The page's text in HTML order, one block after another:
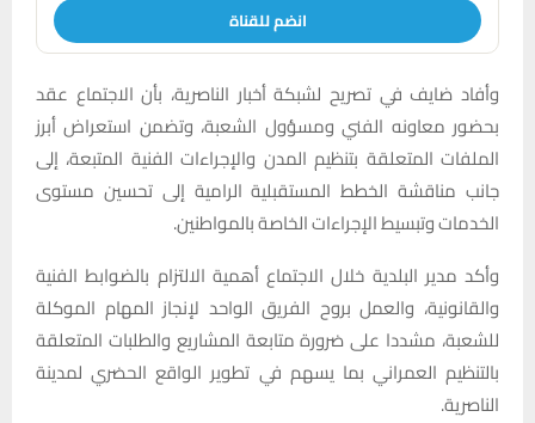
انضم للقناة
وأفاد ضايف في تصريح لشبكة أخبار الناصرية، بأن الاجتماع عقد
بحضور معاونه الفني ومسؤول الشعبة، وتضمن استعراض أبرز
الملفات المتعلقة بتنظيم المدن والإجراءات الفنية المتبعة، إلى
جانب مناقشة الخطط المستقبلية الرامية إلى تحسين مستوى
الخدمات وتبسيط الإجراءات الخاصة بالمواطنين.
وأكد مدير البلدية خلال الاجتماع أهمية الالتزام بالضوابط الفنية
والقانونية، والعمل بروح الفريق الواحد لإنجاز المهام الموكلة
للشعبة، مشددا على ضرورة متابعة المشاريع والطلبات المتعلقة
بالتنظيم العمراني بما يسهم في تطوير الواقع الحضري لمدينة
الناصرية.